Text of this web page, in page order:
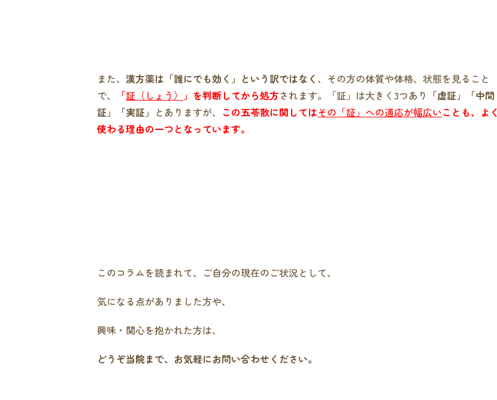
また、 漢方薬は「誰にでも効く」という訳ではなく 、その方の体質や体格、状態を見ること
で、
「証（しょう） 」を判断してから処方されます。「証」は大きく3つあり 「虚証」「中間
証」「実証」 とありますが、 この五苓散に関してはその「証」への適応が幅広いことも、よく
使わる理由の一つとなっています。
このコラムを読まれて、ご自分の現在のご状況として、
気になる点がありました方や、
興味・関心を抱かれた方は、
どうぞ当院まで、お気軽にお問い合わせください。